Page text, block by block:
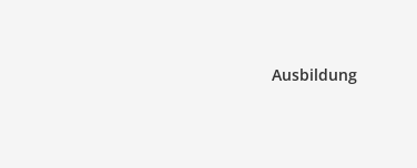
Ausbildung